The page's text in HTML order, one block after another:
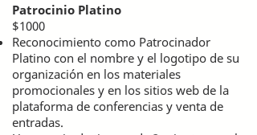
Patrocinio Platino
$1000
Reconocimiento como Patrocinador
Platino con el nombre y el logotipo de su
organización en los materiales
promocionales y en los sitios web de la
plataforma de conferencias y venta de
entradas.